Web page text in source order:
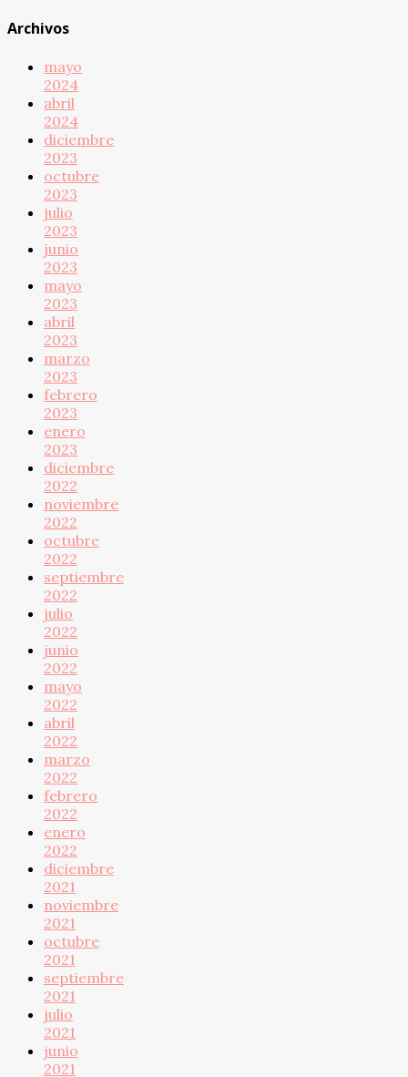
Archivos
mayo
2024
abril
2024
diciembre
2023
octubre
2023
julio
2023
junio
2023
mayo
2023
abril
2023
marzo
2023
febrero
2023
enero
2023
diciembre
2022
noviembre
2022
octubre
2022
septiembre
2022
julio
2022
junio
2022
mayo
2022
abril
2022
marzo
2022
febrero
2022
enero
2022
diciembre
2021
noviembre
2021
octubre
2021
septiembre
2021
julio
2021
junio
2021